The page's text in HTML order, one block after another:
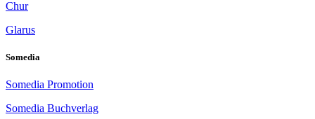
proporre
nuove
ed
caratteristiche
sorprendere
giocatori.
Chur
Glarus
Somedia
Somedia Promotion
Somedia Buchverlag